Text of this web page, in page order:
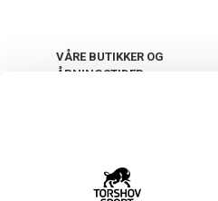
VÅRE BUTIKKER OG
ÅPNINGSTIDER